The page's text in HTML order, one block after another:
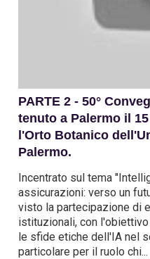
PARTE 2 - 50°
tenuto a Palermo il
l'Orto Botanico
Palermo.
Incentrato sul tema
assicurazioni: verso un
visto la partecipazione di
istituzionali, con
le sfide etiche dell'IA nel
particolare per il ruolo chi...